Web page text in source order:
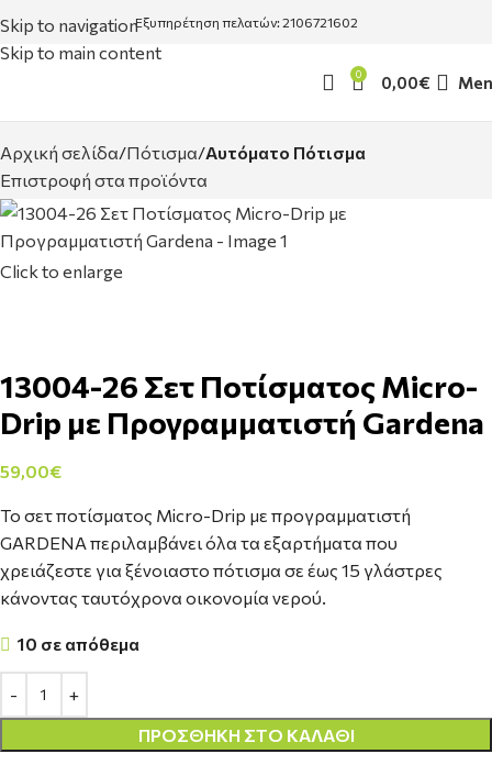
Skip to navigation
Skip to main content
Εξυπηρέτηση πελατών: 2106721602
0 0,00€
Αρχική σελίδα Πότισμα Αυτόματο Πότισμα
Επιστροφή στα προϊόντα
Click to enlarge
13004-26 Σετ Ποτίσματος Micro-
Drip με Προγραμματιστή Gardena
59,00€
Το σετ ποτίσματος Micro-Drip με προγραμματιστή
GARDENA περιλαμβάνει όλα τα εξαρτήματα που
χρειάζεστε για ξένοιαστο πότισμα σε έως 15 γλάστρες
κάνοντας ταυτόχρονα οικονομία νερού.
10 σε απόθεμα
ΠΡΟΣΘΉΚΗ ΣΤΟ ΚΑΛΆΘΙ